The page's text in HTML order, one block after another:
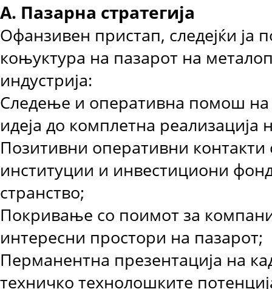
А. Пазарна стратегија
Офанзивен пристап, следејќи ја
коњуктура на пазарот на
индустрија:
Следење и оперативна помош на
идеја до комплетна реализација
Позитивни оперативни
институции и инвестициони
странство;
Покривање со поимот за
интересни простори на пазарот;
Перманентна презентација на
техничко технолошките